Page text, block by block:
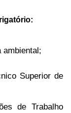
:
ambiental;
Superior de
de Trabalho